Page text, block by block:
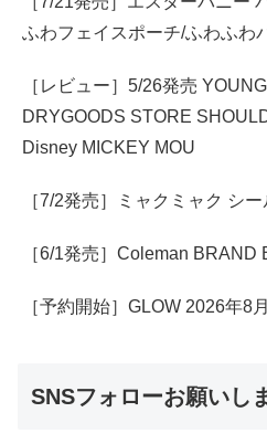
ふわフェイスポーチ/ふわふわ
［レビュー］5/26発売
DRYGOODS STORE
Disney MICKEY MOU
［7/2発売］ミャクミャク シ
［6/1発売］Coleman BRAND
［予約開始］GLOW 2026年8
SNSフォローお願いし